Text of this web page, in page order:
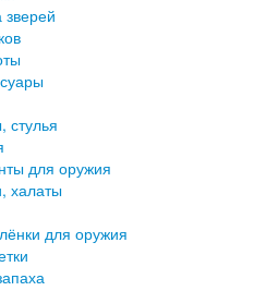
стулья
для оружия
халаты
для оружия